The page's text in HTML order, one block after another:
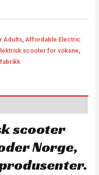
Adults Affordable Electric
scooter for voksne
scooter
Norge,